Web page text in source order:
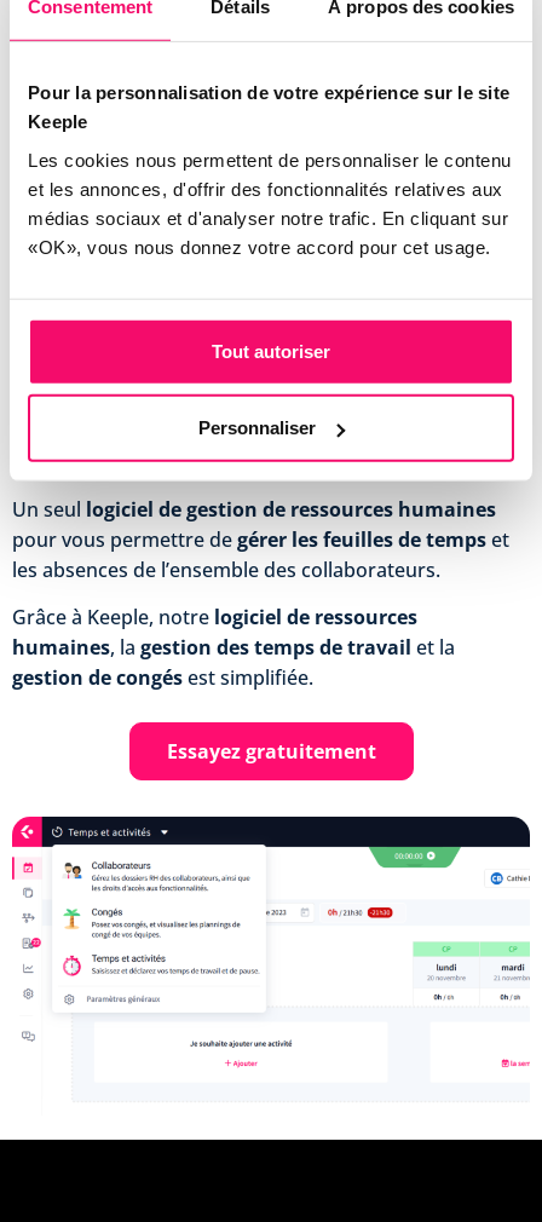
Consentement Détails À propos des cookies
Pour la personnalisation de votre expérience sur le site
Keeple
Les cookies nous permettent de personnaliser le contenu
et les annonces, d'offrir des fonctionnalités relatives aux
médias sociaux et d'analyser notre trafic. En cliquant sur
«OK», vous nous donnez votre accord pour cet usage.
Tout autoriser
Personnaliser
Une plateforme pour toutes
Nos modulesKeeple Congés etKeeple Temps et
Activitéssont connectés :
Activités
Les heures supplémentaires peuvent être
ajoutées dans le module Congés
Un seul paramétrage pour l’ensemble des
Un seul logiciel de gestion de ressources humaines
pour vous permettre degérer les feuilles de tempset
les absences de l’ensemble des collaborateurs.
Grâce à Keeple, notre logiciel de ressources
humaines, la gestion des temps de travail et la
gestion de congésest simplifiée.
Essayez gratuitement